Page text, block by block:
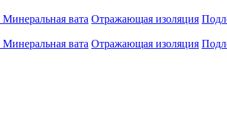
Минеральная вата Отражающая изоляция
Минеральная вата Отражающая изоляция